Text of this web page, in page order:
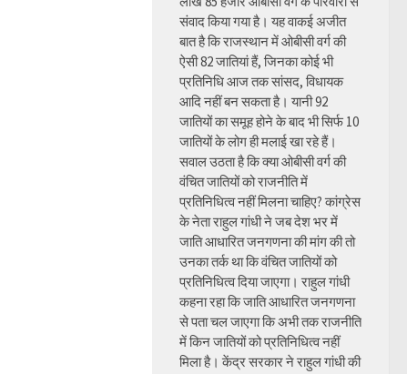
संवाद किया गया है। यह वाकई अजीत
बात है कि राजस्थान में ओबीसी वर्ग की
ऐसी 82 जातियां हैं, जिनका कोई भी
प्रतिनिधि आज तक सांसद, विधायक
आदि नहीं बन सकता है। यानी 92
जातियों का समूह होने के बाद भी सिर्फ 10
जातियों के लोग ही मलाई खा रहे हैं।
सवाल उठता है कि क्या ओबीसी वर्ग की
वंचित जातियों को राजनीति में
प्रतिनिधित्व नहीं मिलना चाहिए? कांग्रेस
के नेता राहुल गांधी ने जब देश भर में
जाति आधारित जनगणना की मांग की तो
उनका तर्क था कि वंचित जातियों को
प्रतिनिधित्व दिया जाएगा। राहुल गांधी
कहना रहा कि जाति आधारित जनगणना
से पता चल जाएगा कि अभी तक राजनीति
में किन जातियों को प्रतिनिधित्व नहीं
मिला है। केंद्र सरकार ने राहुल गांधी की